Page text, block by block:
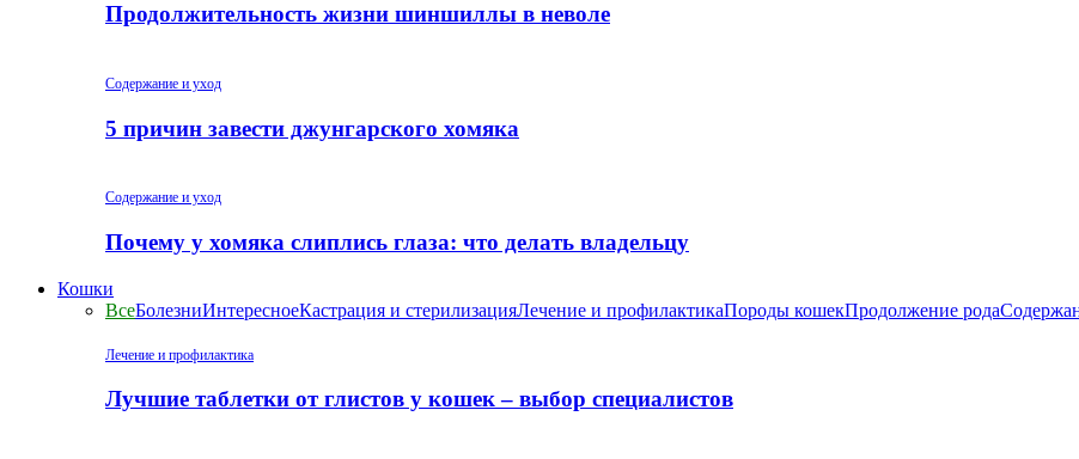
Продолжительность жизни шиншиллы в неволе
Содержание и уход
5 причин завести джунгарского хомяка
Содержание и уход
Почему у хомяка слиплись глаза: что делать владельцу
Кошки
ВсеБолезниИнтересноеКастрация и стерилизацияЛечение и профилактикаПороды кошекПродолжение рода
Лечение и профилактика
Лучшие таблетки от глистов у кошек – выбор специалистов